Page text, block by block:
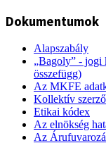
Dokumentumok
Alapszabály
„Bagoly” - jogi
összefügg)
Az MKFE
Kollektív
Etikai kódex
Az elnökség
Az